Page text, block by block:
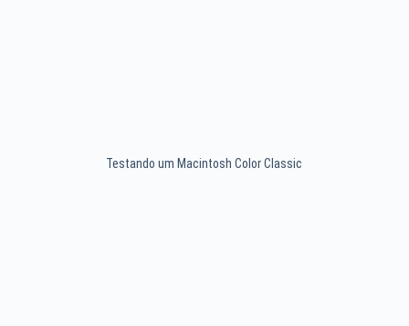
Testando um Macintosh Color Classic